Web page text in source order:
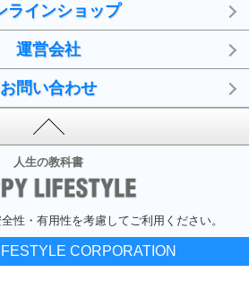
ラインショップ
運営会社
お問い合わせ
人生の教科書
性・有用性を考慮してご利用ください。
CORPORATION